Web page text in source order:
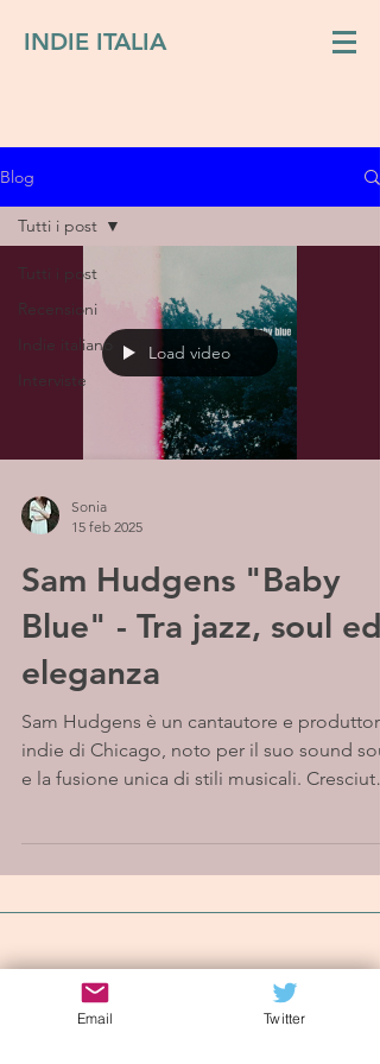
INDIE ITALIA
Blog
Tutti i post
Recensioni
Indie italiano
Interviste
Tutti i post
Load video
Sonia
15 feb 2025
Sam Hudgens "Baby
Blue" - Tra jazz, soul ed
eleganza
Sam Hudgens è un cantautore e produttore
indie di Chicago, noto per il suo sound
e la fusione unica di stili musicali. Cresciuto
Iscriviti alla mailing list
Email Twitter